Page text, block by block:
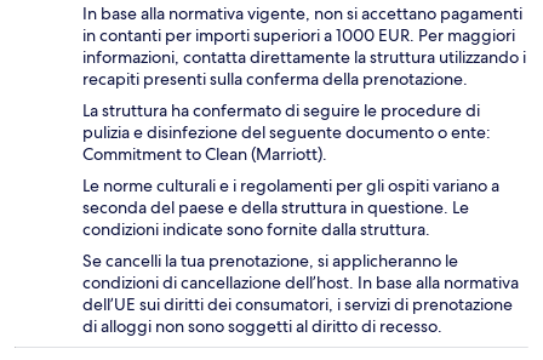
In base alla normativa vigente, non si accettano pagamenti
in contanti per importi superiori a 1000 EUR. Per maggiori
informazioni, contatta direttamente la struttura utilizzando i
recapiti presenti sulla conferma della prenotazione.
La struttura ha confermato di seguire le procedure di
pulizia e disinfezione del seguente documento o ente:
Commitment to Clean (Marriott).
Le norme culturali e i regolamenti per gli ospiti variano a
seconda del paese e della struttura in questione. Le
condizioni indicate sono fornite dalla struttura.
Se cancelli la tua prenotazione, si applicheranno le
condizioni di cancellazione dell’host. In base alla normativa
dell’UE sui diritti dei consumatori, i servizi di prenotazione
di alloggi non sono soggetti al diritto di recesso.